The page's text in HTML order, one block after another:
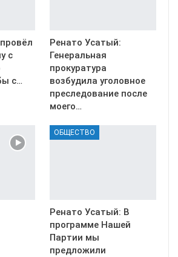
с
с…
Ренато Усатый:
Генеральная
прокуратура
возбудила уголовное
преследование после
моего…
ОБЩЕСТВО
Ренато Усатый: В
программе Нашей
Партии мы
предложили